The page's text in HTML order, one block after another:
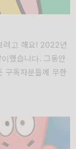
려고 해요! 2022년
했습니다. 그동안
구독자분들께 무한